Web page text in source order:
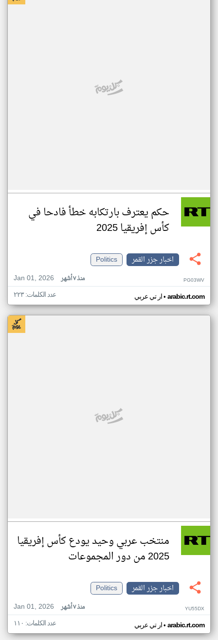
حكم يعترف بارتكابه خطأ فادحا في
كأس إفريقيا 2025
اخبار جزر القمر
Politics
Jan 01, 2026
منذ ٧ أشهر PG03WV
ار تي عربي• arabic.rt.com عدد الكلمات: ٢٢٣
منتخب عربي وحيد يودع كأس إفريقيا
2025 من دور المجموعات
اخبار جزر القمر
Politics
Jan 01, 2026
منذ ٧ أشهر YU55DX
ار تي عربي• arabic.rt.com عدد الكلمات: ١١٠